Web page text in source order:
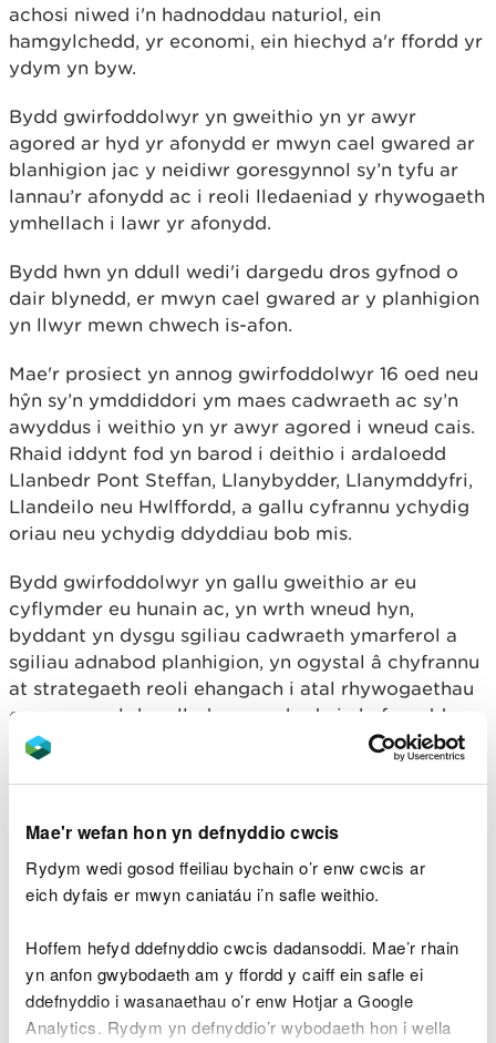
Mae'r wefan hon yn defnyddio cwcis
Rydym wedi gosod ffeiliau bychain o’r enw cwcis ar
eich dyfais er mwyn caniatáu i’n safle weithio.
Hoffem hefyd ddefnyddio cwcis dadansoddi. Mae’r rhain
yn anfon gwybodaeth am y ffordd y caiff ein safle ei
ddefnyddio i wasanaethau o’r enw Hotjar a Google
Analytics. Rydym yn defnyddio’r wybodaeth hon i wella
achosi niwed i'n hadnoddau naturiol, ein
hamgylchedd, yr economi, ein hiechyd a'r ffordd yr
ydym yn byw.
Bydd gwirfoddolwyr yn gweithio yn yr awyr
agored ar hyd yr afonydd er mwyn cael gwared ar
blanhigion jac y neidiwr goresgynnol sy’n tyfu ar
lannau’r afonydd ac i reoli lledaeniad y rhywogaeth
ymhellach i lawr yr afonydd.
Bydd hwn yn ddull wedi'i dargedu dros gyfnod o
dair blynedd, er mwyn cael gwared ar y planhigion
yn llwyr mewn chwech is-afon.
Mae'r prosiect yn annog gwirfoddolwyr 16 oed neu
hŷn sy’n ymddiddori ym maes cadwraeth ac sy’n
awyddus i weithio yn yr awyr agored i wneud cais.
Rhaid iddynt fod yn barod i deithio i ardaloedd
Llanbedr Pont Steffan, Llanybydder, Llanymddyfri,
Llandeilo neu Hwlffordd, a gallu cyfrannu ychydig
oriau neu ychydig ddyddiau bob mis.
Bydd gwirfoddolwyr yn gallu gweithio ar eu
cyflymder eu hunain ac, yn wrth wneud hyn,
byddant yn dysgu sgiliau cadwraeth ymarferol a
sgiliau adnabod planhigion, yn ogystal â chyfrannu
at strategaeth reoli ehangach i atal rhywogaethau
goresgynnol rhag lledaenu ar hyd ein hafonydd.
Ystyrir yr afonydd yn
Ardaloedd Cadwraeth
Arbennig (ACA)sy'n golygu eu bod yn cael eu
oherwydd eu bywyd gwyllt a'u planhigion megis
eogiaid, llysywod pendoll, gwangod, dyfrgwn a
chrafanc y dŵr.
Mae rheoli lledaeniad ac effaith Rhywogaethau
Estron Goresgynnol yn amcan allweddol y gwaith
gwirfoddol, gan fod y planhigion wedi dod yn
gyffredin yn y DU, gan gytrefu glannau afonydd,